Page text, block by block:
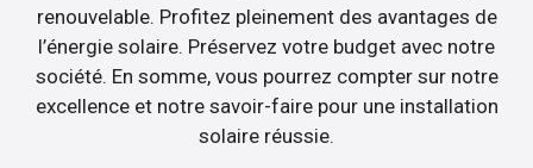
renouvelable. Profitez pleinement des avantages de
l’énergie solaire. Préservez votre budget avec notre
société. En somme, vous pourrez compter sur notre
excellence et notre savoir-faire pour une installation
solaire réussie.